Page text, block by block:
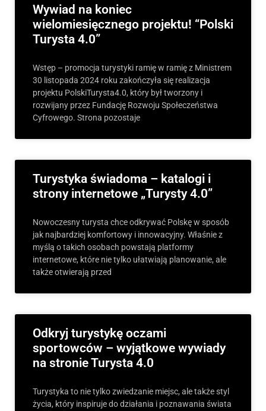
Wywiad na koniec
wielomiesięcznego projektu! “Polski
Turysta 4.0”
Wstęp – promocja turystyki ramię w ramię z Ministrem
30 listopada 2024 roku zakończyła się realizacja
projektu PolskiTurysta4.0, który był tworzony i
rozwijany przez Fundację Rozwoju Społeczeństwa
Cyfrowego. Strona pozostaje
Turystyka świadoma – katalogi i
strony internetowe „Turysty 4.0”
Nowoczesny turysta chce odkrywać Polskę w sposób
jak najbardziej komfortowy i innowacyjny. Właśnie z
myślą o takich osobach powstają platformy
internetowe, które nie tylko ułatwiają planowanie, ale
także otwierają przed
Odkryj turystykę oczami
sportowców – wyjątkowe wywiady
na stronie Turysta 4.0
Turystyka to nie tylko zwiedzanie miejsc, ale także styl
życia, który inspiruje do działania i poznawania świata